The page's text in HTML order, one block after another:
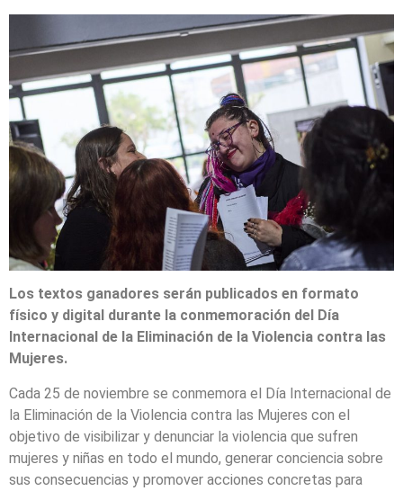
Los textos ganadores serán publicados en formato
físico y digital durante la conmemoración del Día
Internacional de la Eliminación de la Violencia contra las
Mujeres.
Cada 25 de noviembre se conmemora el Día Internacional de
la Eliminación de la Violencia contra las Mujeres con el
objetivo de visibilizar y denunciar la violencia que sufren
mujeres y niñas en todo el mundo, generar conciencia sobre
sus consecuencias y promover acciones concretas para